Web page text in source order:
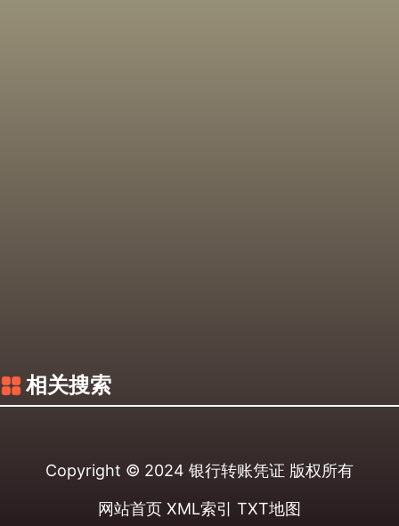
相关搜索
Copyright © 2024 银行转账凭证 版权所有
网站首页 XML索引 TXT地图